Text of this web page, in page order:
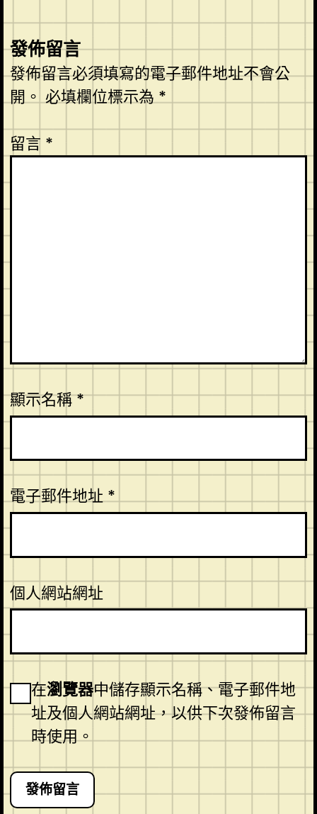
發佈留言
發佈留言必須填寫的電子郵件地址不會公
開。必填欄位標示為*
留言 *
顯示名稱*
電子郵件地址*
個人網站網址
在瀏覽器中儲存顯示名稱、電子郵件地
址及個人網站網址，以供下次發佈留言
時使用。